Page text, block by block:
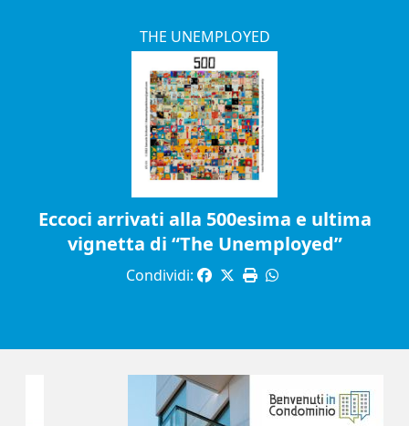
THE UNEMPLOYED
Eccoci arrivati alla 500esima e ultima
vignetta di “The Unemployed”
Condividi: